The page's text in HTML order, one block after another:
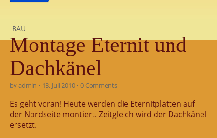
BAU
Montage Eternit und
Dachkänel
byadmin • 13. Juli 2010 • 0 Comments
Es geht voran! Heute werden die Eternitplatten auf
der Nordseite montiert. Zeitgleich wird der Dachkänel
ersetzt.